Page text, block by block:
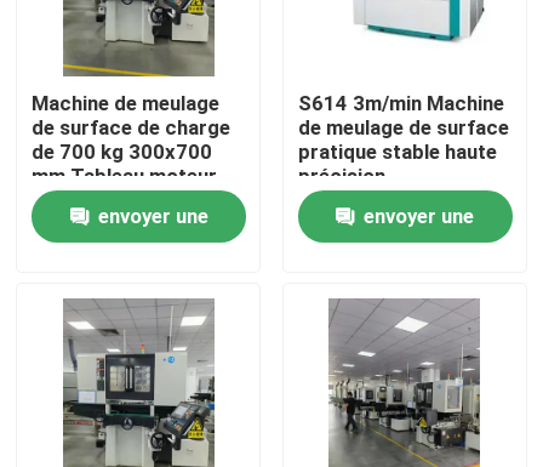
À la maison
Produits
À propos de nous
Visite de l'usine
Contrôle de la qualité
Machine de meulage
de surface de charge
de 700 kg 300x700
mm Tableau moteur
de 0,75 kW
envoyer une
S614 3m/min Machine
de meulage de surface
pratique stable haute
précision
envoyer une